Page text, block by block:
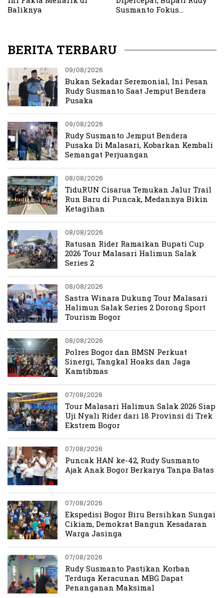
Baliknya
Susmanto Fokus
BERITA TERBARU
09/08/2026
Bukan Sekadar Seremonial, Ini Pesan
Rudy Susmanto Saat Jemput Bendera
Pusaka
09/08/2026
Rudy Susmanto Jemput Bendera
Pusaka Di Malasari, Kobarkan Kembali
Semangat Perjuangan
08/08/2026
TiduRUN Cisarua Temukan Jalur Trail
Run Baru di Puncak, Medannya Bikin
Ketagihan
08/08/2026
Ratusan Rider Ramaikan Bupati Cup
2026 Tour Malasari Halimun Salak
Series 2
08/08/2026
Sastra Winara Dukung Tour Malasari
Halimun Salak Series 2 Dorong Sport
Tourism Bogor
08/08/2026
Polres Bogor dan BMSN Perkuat
Sinergi, Tangkal Hoaks dan Jaga
Kamtibmas
07/08/2026
Tour Malasari Halimun Salak 2026 Siap
Uji Nyali Rider dari 18 Provinsi di Trek
Ekstrem Bogor
07/08/2026
Puncak HAN ke-42, Rudy Susmanto
Ajak Anak Bogor Berkarya Tanpa Batas
07/08/2026
Ekspedisi Bogor Biru Bersihkan Sungai
Cikiam, Demokrat Bangun Kesadaran
Warga Jasinga
07/08/2026
Rudy Susmanto Pastikan Korban
Terduga Keracunan MBG Dapat
Penanganan Maksimal